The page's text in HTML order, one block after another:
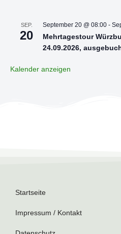
SEP.
20
September 20 @ 08:00 -
Mehrtagestour
24.09.2026,
Kalender anzeigen
Startseite
Impressum / Kontakt